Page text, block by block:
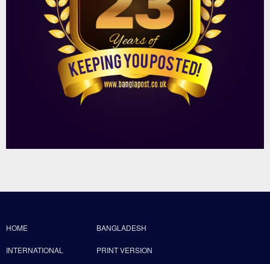
HOME BANGLADESH
INTERNATIONAL PRINT VERSION